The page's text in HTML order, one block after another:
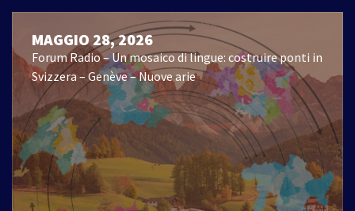
MAGGIO 28, 2026
Forum Radio – Un mosaico di lingue: costruire ponti in
Svizzera – Genève – Nuove arie